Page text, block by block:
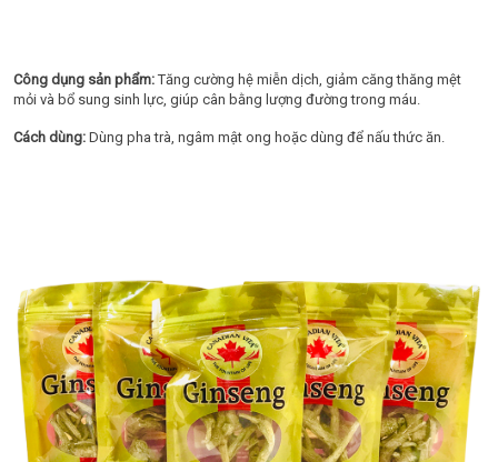
Công dụng sản phẩm:Tăng cường hệ miễn dịch, giảm căng thăng mệt
mỏi và bổ sung sinh lực, giúp cân bằng lượng đường trong máu.
Cách dùng: Dùng pha trà, ngâm mật ong hoặc dùng để nấu thức ăn.